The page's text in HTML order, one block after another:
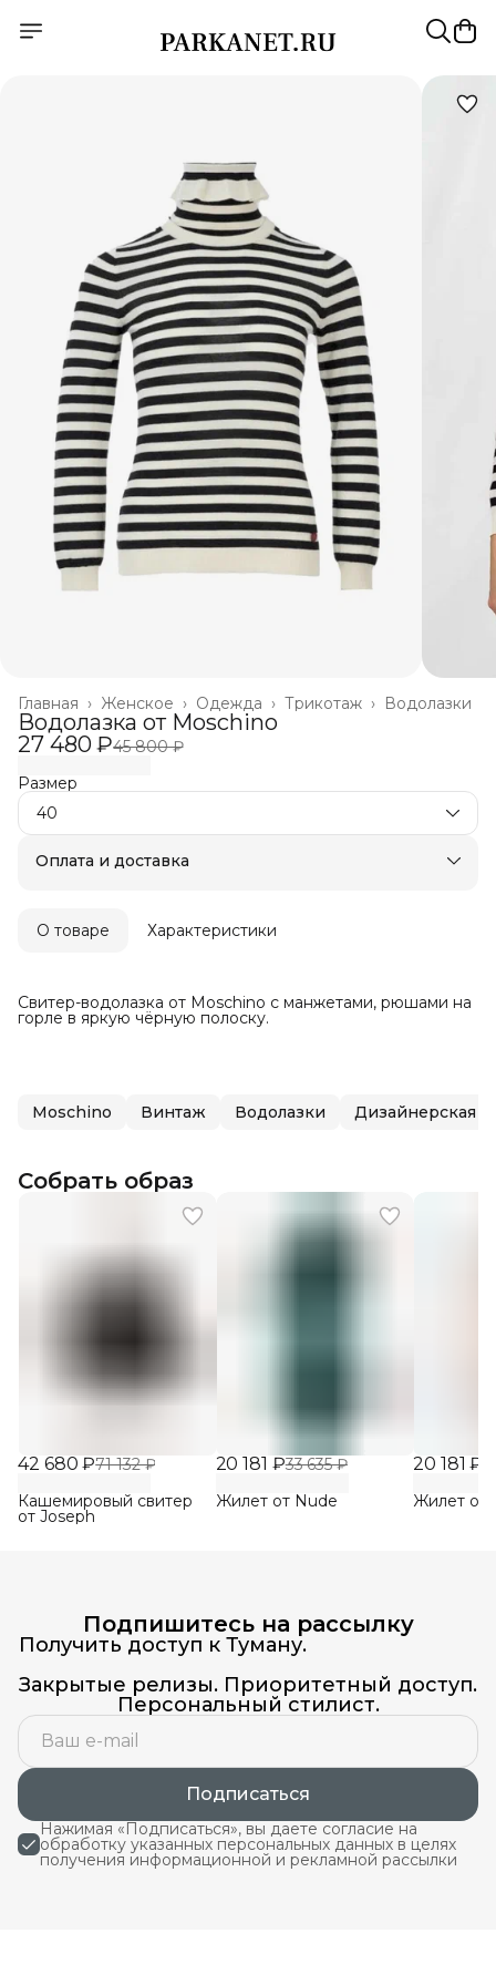
Водолазки
Трикотаж ›
Одежда ›
Женское ›
Главная ›
Водолазка от Moschino
27 480 ₽45 800 ₽
Размер
40
Оплата и доставка
Оплата после примерки
О товаре Характеристики
Свитер-водолазка от Moschino с манжетами, рюшами на
горле в яркую чёрную полоску.
Moschino Винтаж Водолазки Дизайнерская
Собрать образ
42 680 ₽71 132 ₽
Кашемировый свитер
от Joseph
20 181 ₽33 635 ₽
Жилет от Nude
20 181 ₽
Жилет от
Подпишитесь на рассылку
Получить доступ к Туману.
Закрытые релизы. Приоритетный доступ.
Персональный стилист.
Подписаться
Нажимая «Подписаться», вы даете согласие на
обработку указанных персональных данных в целях
получения информационной и рекламной рассылки